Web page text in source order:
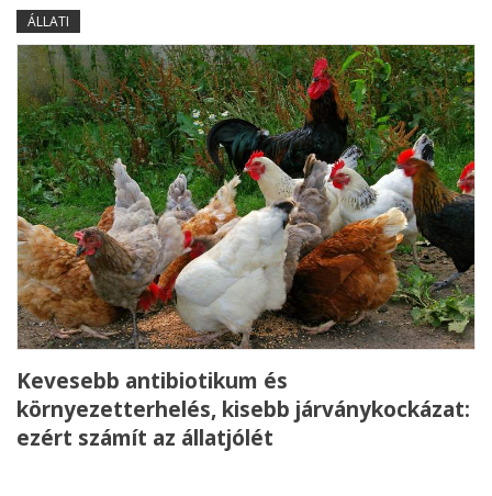
ÁLLATI
Kevesebb antibiotikum és
környezetterhelés, kisebb járványkockázat:
ezért számít az állatjólét